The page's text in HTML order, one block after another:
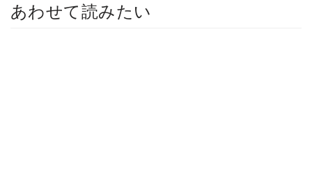
あわせて読みたい